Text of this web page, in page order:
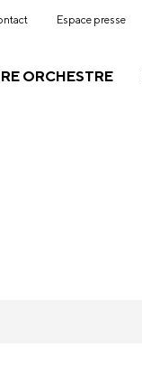
Espace presse
ORCHESTRE